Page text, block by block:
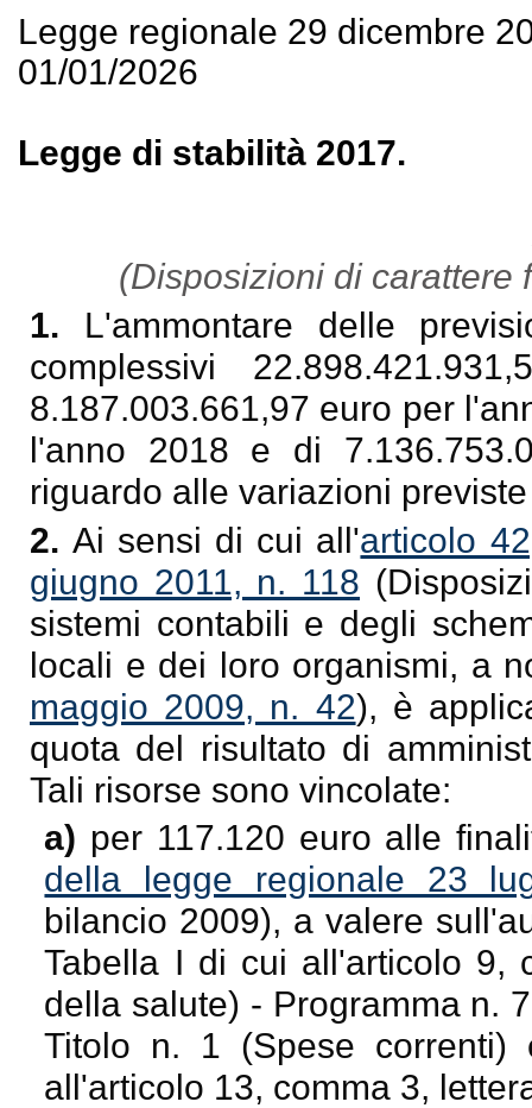
Legge regionale 29 dicembre
01/01/2026
Legge di stabilità 2017.
(Disposizioni di carattere
1. L'ammontare delle
complessivi
8.187.003.661,97 euro per
l'anno 2018 e di
riguardo alle variazioni
2.Ai sensi di cui all'articolo
giugno 2011, n. 118
sistemi contabili e degli
locali e dei loro organismi, a
maggio 2009, n. 42), è
quota del risultato di
Tali risorse sono vincolate:
a) per 117.120 euro alle
della legge regionale 23
bilancio 2009), a valere
Tabella I di cui all'articolo 9,
della salute) - Programma n.
Titolo n. 1 (Spese
all'articolo 13, comma 3,